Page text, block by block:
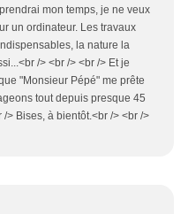
mon temps, je ne veux
un ordinateur. Les travaux
la nature la
/> <br /> <br /> Et je
"Monsieur Pépé" me prête
tout depuis presque 45
/> Bises, à bientôt.<br /> <br />